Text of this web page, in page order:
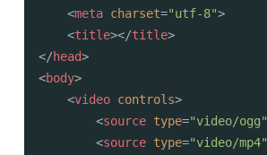
<meta charset="utf-8">
<title></title>
</head>
<body>
<video controls>
<source type="video/ogg"
<source type="video/mp4"